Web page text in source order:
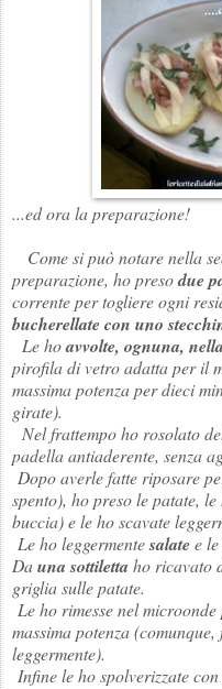
...ed ora la preparazione!
Come si può notare nella
preparazione, ho presodue
corrente per togliere ogni
bucherellate con uno
Le hoavvolte, ognuna,
pirofila di vetro adatta per il
massima potenza per dieci
girate).
Nel frattempo ho rosolato
padella antiaderente, senza
Dopo averle fatte riposare
spento), ho preso le patate,
buccia) e le ho scavate
Le ho leggermentesalatee
Dauna sottiletta ho ricavato
griglia sulle patate.
Le ho rimesse nel
massima potenza
leggermente).
Infine le ho spolverizzate